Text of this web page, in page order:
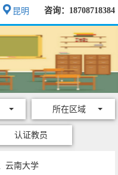
咨询：18708718384
昆明
所在区域
认证教员
云南大学